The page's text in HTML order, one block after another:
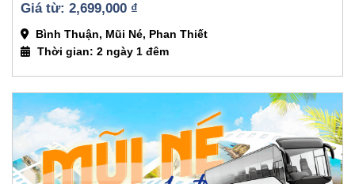
2,699,000 ₫
Bình Thuận, Mũi Né, Phan Thiết
Thời gian: 2 ngày 1 đêm